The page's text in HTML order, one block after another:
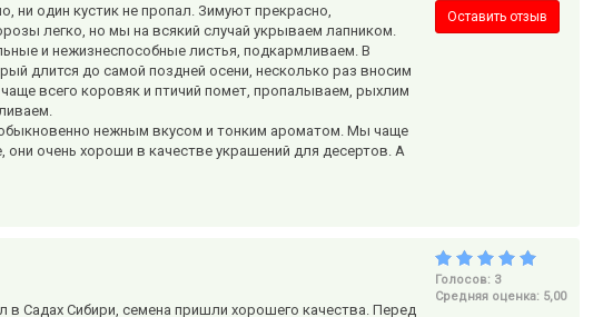
ни один кустик не пропал. Зимуют прекрасно,
легко, но мы на всякий случай укрываем лапником.
и нежизнеспособные листья, подкармливаем. В
длится до самой поздней осени, несколько раз вносим
всего коровяк и птичий помет, пропалываем, рыхлим
нежным вкусом и тонким ароматом. Мы чаще
очень хороши в качестве украшений для десертов. А
Оставить отзыв
в Садах Сибири, семена пришли хорошего качества. Перед
Голосов: 3
Средняя оценка: 5,00